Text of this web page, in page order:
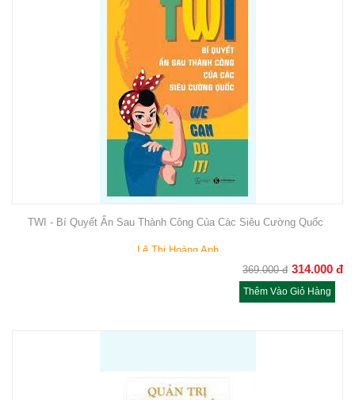
TWI - Bí Quyết Ẩn Sau Thành Công Của Các Siêu Cường Quốc
Lê Thị Hoàng Anh
369.000 đ 314.000 đ
Thêm Vào Giỏ Hàng